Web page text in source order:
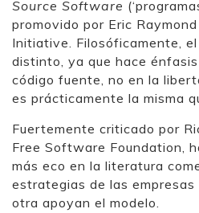
Source Software
promovido por Eric
Initiative. Filosóficamente,
distinto, ya que hace
código fuente, no en la
es prácticamente la misma
Fuertemente criticado por
Free Software Foundation,
más eco en la literatura
estrategias de las empresas
otra apoyan el modelo.